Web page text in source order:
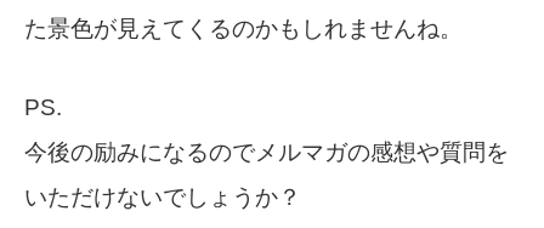
た景色が見えてくるのかもしれませんね。
PS.
今後の励みになるのでメルマガの感想や質問を
いただけないでしょうか？